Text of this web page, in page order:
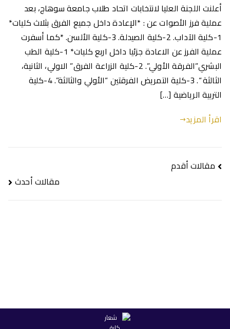
أعلنت اللجنة العليا لانتخابات اتحاد طلاب جامعة سوهاج، بعد
عملية فرز الأصوات عن : *الإعادة داخل جميع الفرق بثلاث كليات*
1-كلية الآداب. 2-كلية الصيدلة. 3-كلية الألسن. *كما أسفرت
عملية الفرز عن الاعادة جزئيا داخل اربع كليات* 1-كلية الطب
البشري”الفرقة الأولي”. 2-كلية الزراعة الفرق” الاولي، الثانية،
الثالثة “. 3-كلية التمريض الفرقتين “الأولي والثالثة”. 4-كلية
التربية الرياضية […]
اقرأ المزيد
تصفّح
مقالات أقدم
مقالات أحدث